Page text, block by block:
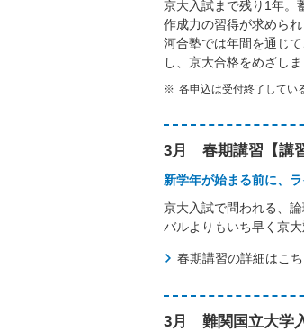
京大入試まで残り1年。
作成力の習得が求めら
河合塾では年間を通じ
し、京大合格をめざしま
各申込は受付終了してい
3月 春期講習【講習
新学年が始まる前に、
京大入試で問われる、
バルよりもいち早く京
春期講習の詳細はこち
3月 難関国立大学